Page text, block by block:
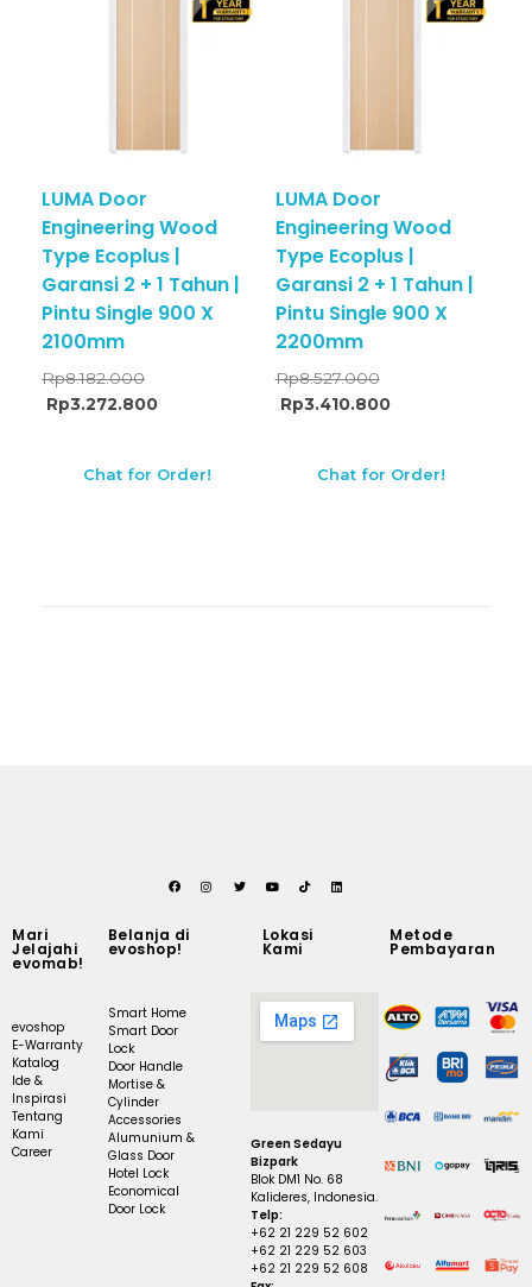
LUMA Door
Engineering Wood
Type Ecoplus |
Garansi 2 + 1 Tahun |
Pintu Single 900 X
2100mm
Rp8.182.000
Rp3.272.800
Chat for Order!
LUMA Door
Engineering Wood
Type Ecoplus |
Garansi 2 + 1 Tahun |
Pintu Single 900 X
2200mm
Rp8.527.000
Rp3.410.800
Chat for Order!
Mari
Jelajahi
evomab!
evoshop
E-Warranty
Katalog
Ide &
Inspirasi
Tentang
Kami
Career
Belanja di
evoshop!
Smart Home
Smart Door
Lock
Door Handle
Mortise &
Cylinder
Accessories
Alumunium &
Glass Door
Hotel Lock
Economical
Door Lock
Lokasi
Kami
Green Sedayu
Bizpark
Blok DM1 No. 68
Kalideres, Indonesia.
Telp:
+62 21 229 52 602
+62 21 229 52 603
+62 21 229 52 608
Metode
Pembayaran